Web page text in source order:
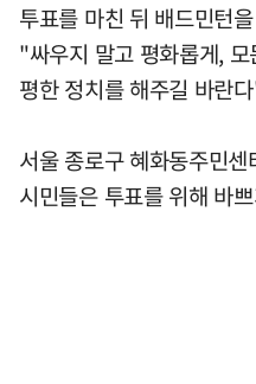
투표를 마친 뒤 배드민턴
"싸우지 말고 평화롭게,
평한 정치를 해주길 바란
서울 종로구 혜화동주민
시민들은 투표를 위해 바